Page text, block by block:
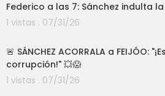
Federico a las 7: Sánchez indulta
1 vistas . 07/31/26
🚨 SÁNCHEZ ACORRALA a FEIJÓO:
corrupción!" 💥😱
1 vistas . 07/31/26